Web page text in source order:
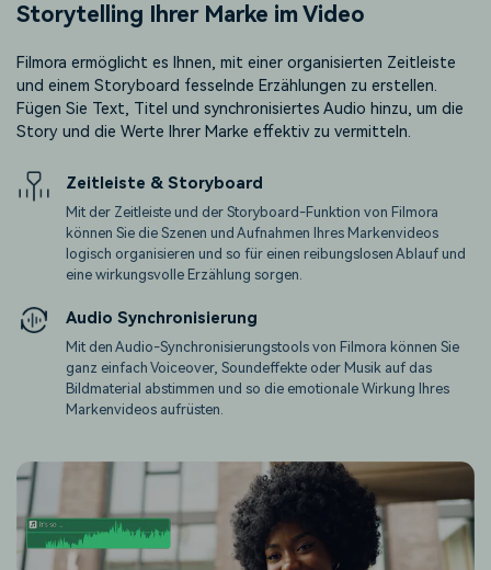
Storytelling Ihrer Marke im Video
Filmora ermöglicht es Ihnen, mit einer organisierten Zeitleiste
und einem Storyboard fesselnde Erzählungen zu erstellen.
Fügen Sie Text, Titel und synchronisiertes Audio hinzu, um die
Story und die Werte Ihrer Marke effektiv zu vermitteln.
Zeitleiste & Storyboard
Mit der Zeitleiste und der Storyboard-Funktion von Filmora
können Sie die Szenen und Aufnahmen Ihres Markenvideos
logisch organisieren und so für einen reibungslosen Ablauf und
eine wirkungsvolle Erzählung sorgen.
Audio Synchronisierung
Mit den Audio-Synchronisierungstools von Filmora können Sie
ganz einfach Voiceover, Soundeffekte oder Musik auf das
Bildmaterial abstimmen und so die emotionale Wirkung Ihres
Markenvideos aufrüsten.